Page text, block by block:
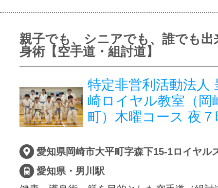
親子でも、シニアでも、誰でも出
身術【空手道・組討道】
特定非営利活動法人
崎ロイヤル教室（岡
町）木曜コース 夜
愛知県岡崎市大平町字森下15-1ロイヤル
愛知県・男川駅